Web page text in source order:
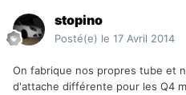
stopino
Posté(e) le 17 Avril 2014
On fabrique nos propres tube et
d'attache différente pour les Q4